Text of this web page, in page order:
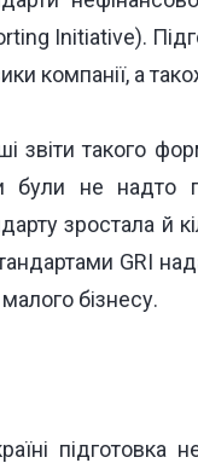
Initiative).
компанії, а
звіти такого
були не надто
зростала й
GRI
малого бізнесу.
підготовка